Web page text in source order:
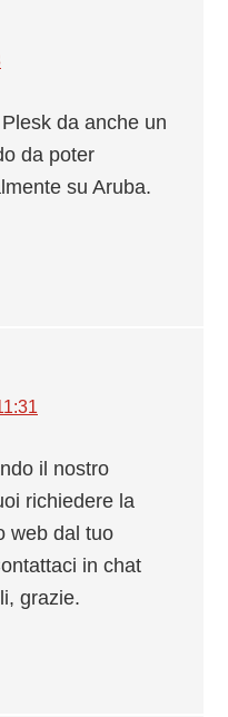
da anche un
da poter
su Aruba.
il nostro
richiedere la
web dal tuo
in chat
grazie.